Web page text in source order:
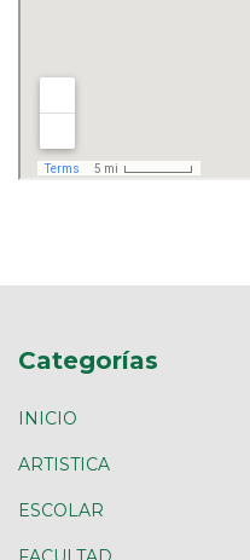
Categorías
INICIO
ARTISTICA
ESCOLAR